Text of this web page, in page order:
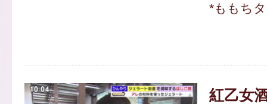
*ももち
紅乙女